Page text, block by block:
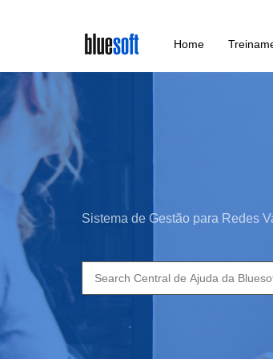
main
content
Home
Sistema de Gestão para Redes
Search
for: